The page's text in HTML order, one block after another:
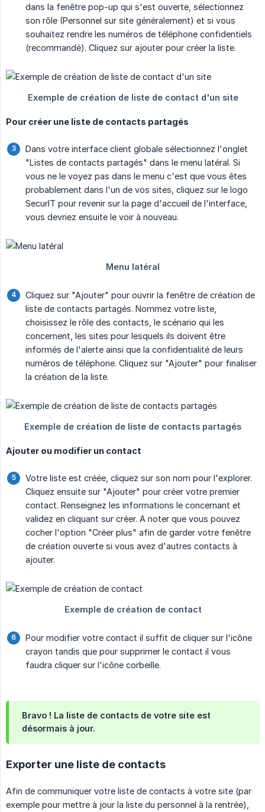
dans la fenêtre pop-up qui s'est ouverte, sélectionnez
son rôle (Personnel sur site généralement) et si vous
souhaitez rendre les numéros de téléphone confidentiels
(recommandé). Cliquez sur ajouter pour créer la liste.
Pour créer une liste de contacts partagés
Dans votre interface client globale sélectionnez l'onglet
"Listes de contacts partagés" dans le menu latéral. Si
vous ne le voyez pas dans le menu c'est que vous êtes
probablement dans l'un de vos sites, cliquez sur le logo
SecurIT pour revenir sur la page d'accueil de l'interface,
vous devriez ensuite le voir à nouveau.
Cliquez sur "Ajouter" pour ouvrir la fenêtre de création de
liste de contacts partagés. Nommez votre liste,
choisissez le rôle des contacts, le scénario qui les
concernent, les sites pour lesquels ils doivent être
informés de l'alerte ainsi que la confidentialité de leurs
numéros de téléphone. Cliquez sur "Ajouter" pour finaliser
la création de la liste.
Ajouter ou modifier un contact
Votre liste est créée, cliquez sur son nom pour l'explorer.
Cliquez ensuite sur "Ajouter" pour créer votre premier
contact. Renseignez les informations le concernant et
validez en cliquant sur créer. A noter que vous pouvez
cocher l'option "Créer plus" afin de garder votre fenêtre
de création ouverte si vous avez d'autres contacts à
ajouter.
Pour modifier votre contact il suffit de cliquer sur l'icône
crayon tandis que pour supprimer le contact il vous
faudra cliquer sur l'icône corbeille.
Bravo ! La liste de contacts de votre site est
désormais à jour.
Exporter une liste de contacts
Afin de communiquer votre liste de contacts à votre site (par
exemple pour mettre à jour la liste du personnel à la rentrée),